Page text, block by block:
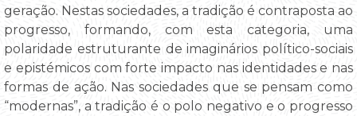
geração. Nestas sociedades, a tradição é contraposta ao
progresso, formando, com esta categoria, uma
polaridade estruturante de imaginários político-sociais
e epistémicos com forte impacto nas identidades e nas
formas de ação. Nas sociedades que se pensam como
“modernas”, a tradição é o polo negativo e o progresso